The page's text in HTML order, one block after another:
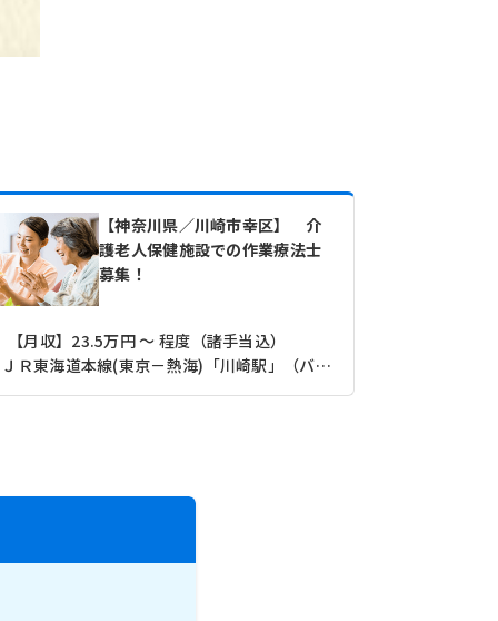
【神奈川県／川崎市幸区】 介
護老人保健施設での作業療法士
募集！
【月収】23.5万円 ～ 程度（諸手当込）
ＪＲ東海道本線(東京－熱海)「川崎駅」（バス・車10分）